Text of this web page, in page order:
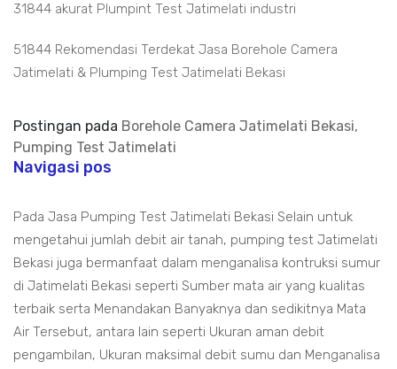
31844 akurat Plumpint Test Jatimelati industri
51844 Rekomendasi Terdekat Jasa Borehole Camera
Jatimelati & Plumping Test Jatimelati Bekasi
Postingan pada Borehole Camera Jatimelati Bekasi,
Pumping Test Jatimelati
Navigasi pos
Pada Jasa Pumping Test Jatimelati Bekasi Selain untuk
mengetahui jumlah debit air tanah, pumping test Jatimelati
Bekasi juga bermanfaat dalam menganalisa kontruksi sumur
di Jatimelati Bekasi seperti Sumber mata air yang kualitas
terbaik serta Menandakan Banyaknya dan sedikitnya Mata
Air Tersebut, antara lain seperti Ukuran aman debit
pengambilan, Ukuran maksimal debit sumu dan Menganalisa